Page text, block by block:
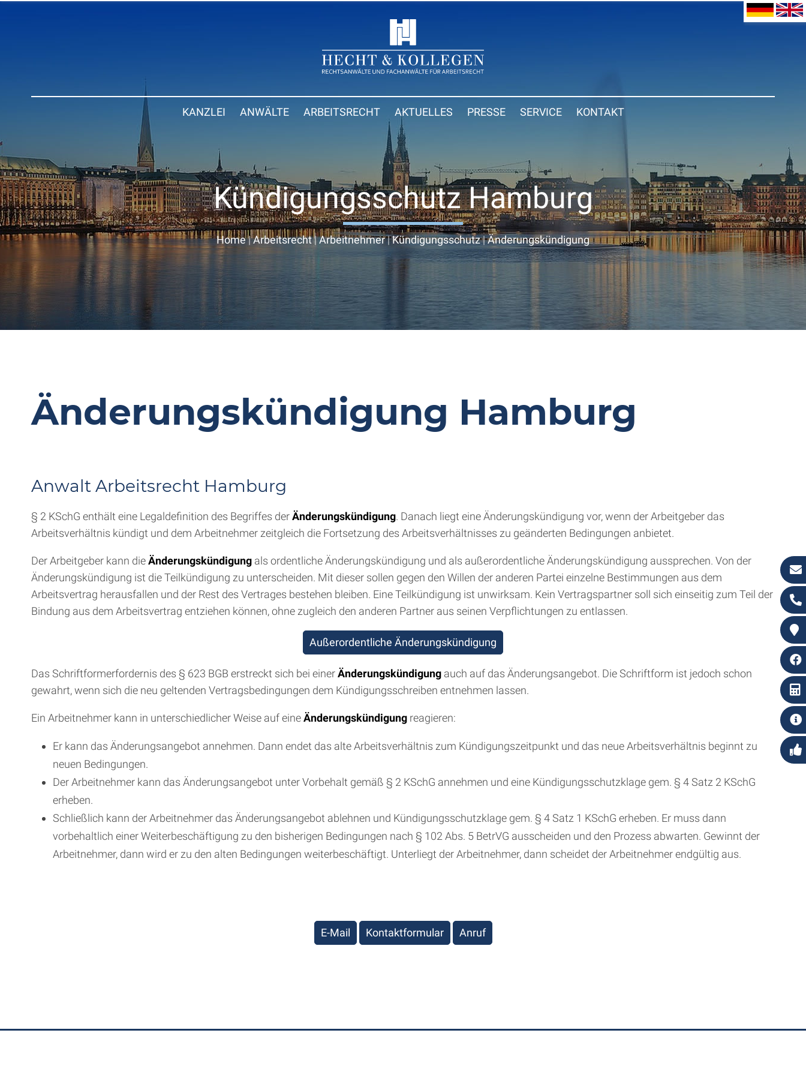
KANZLEI ANWÄLTE ARBEITSRECHT AKTUELLES PRESSE SERVICE KONTAKT
Kündigungsschutz Hamburg
Home|Arbeitsrecht|Arbeitnehmer|Kündigungsschutz|Änderungskündigung
Änderungskündigung Hamburg
Anwalt Arbeitsrecht Hamburg
§ 2 KSchG enthält eine Legaldefinition des Begriffes derÄnderungskündigung. Danach liegt eine Änderungskündigung vor, wenn der Arbeitgeber das
Arbeitsverhältnis kündigt und dem Arbeitnehmer zeitgleich die Fortsetzung des Arbeitsverhältnisses zu geänderten Bedingungen anbietet.
Der Arbeitgeber kann dieÄnderungskündigung als ordentliche Änderungskündigung und als außerordentliche Änderungskündigung aussprechen. Von der
Änderungskündigung ist die Teilkündigung zu unterscheiden. Mit dieser sollen gegen den Willen der anderen Partei einzelne Bestimmungen aus dem
Arbeitsvertrag herausfallen und der Rest des Vertrages bestehen bleiben. Eine Teilkündigung ist unwirksam. Kein Vertragspartner soll sich einseitig zum Teil der
Bindung aus dem Arbeitsvertrag entziehen können, ohne zugleich den anderen Partner aus seinen Verpflichtungen zu entlassen.
Außerordentliche Änderungskündigung
Das Schriftformerfordernis des § 623 BGB erstreckt sich bei einerÄnderungskündigung auch auf das Änderungsangebot. Die Schriftform ist jedoch schon
gewahrt, wenn sich die neu geltenden Vertragsbedingungen dem Kündigungsschreiben entnehmen lassen.
Ein Arbeitnehmer kann in unterschiedlicher Weise auf eineÄnderungskündigung reagieren:
Er kann das Änderungsangebot annehmen. Dann endet das alte Arbeitsverhältnis zum Kündigungszeitpunkt und das neue Arbeitsverhältnis beginnt zu
neuen Bedingungen.
Der Arbeitnehmer kann das Änderungsangebot unter Vorbehalt gemäß § 2 KSchG annehmen und eine Kündigungsschutzklage gem. § 4 Satz 2 KSchG
erheben.
Schließlich kann der Arbeitnehmer das Änderungsangebot ablehnen und Kündigungsschutzklage gem. § 4 Satz 1 KSchG erheben. Er muss dann
vorbehaltlich einer Weiterbeschäftigung zu den bisherigen Bedingungen nach § 102 Abs. 5 BetrVG ausscheiden und den Prozess abwarten. Gewinnt der
Arbeitnehmer, dann wird er zu den alten Bedingungen weiterbeschäftigt. Unterliegt der Arbeitnehmer, dann scheidet der Arbeitnehmer endgültig aus.
E-Mail Kontaktformular Anruf